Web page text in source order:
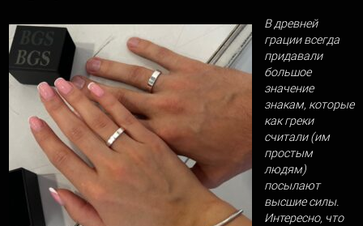
В древней
грации всегда
придавали
большое
значение
знакам, которые
как греки
считали (им
простым
людям)
посылают
высшие силы.
Интересно, что